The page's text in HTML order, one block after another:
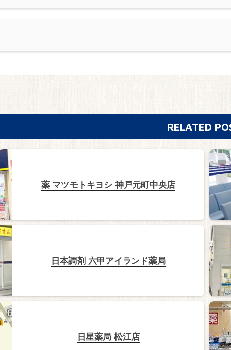
RELATED
薬 マツモトキヨシ 神戸元町中央店
日本調剤 六甲アイランド薬局
日星薬局 松江店